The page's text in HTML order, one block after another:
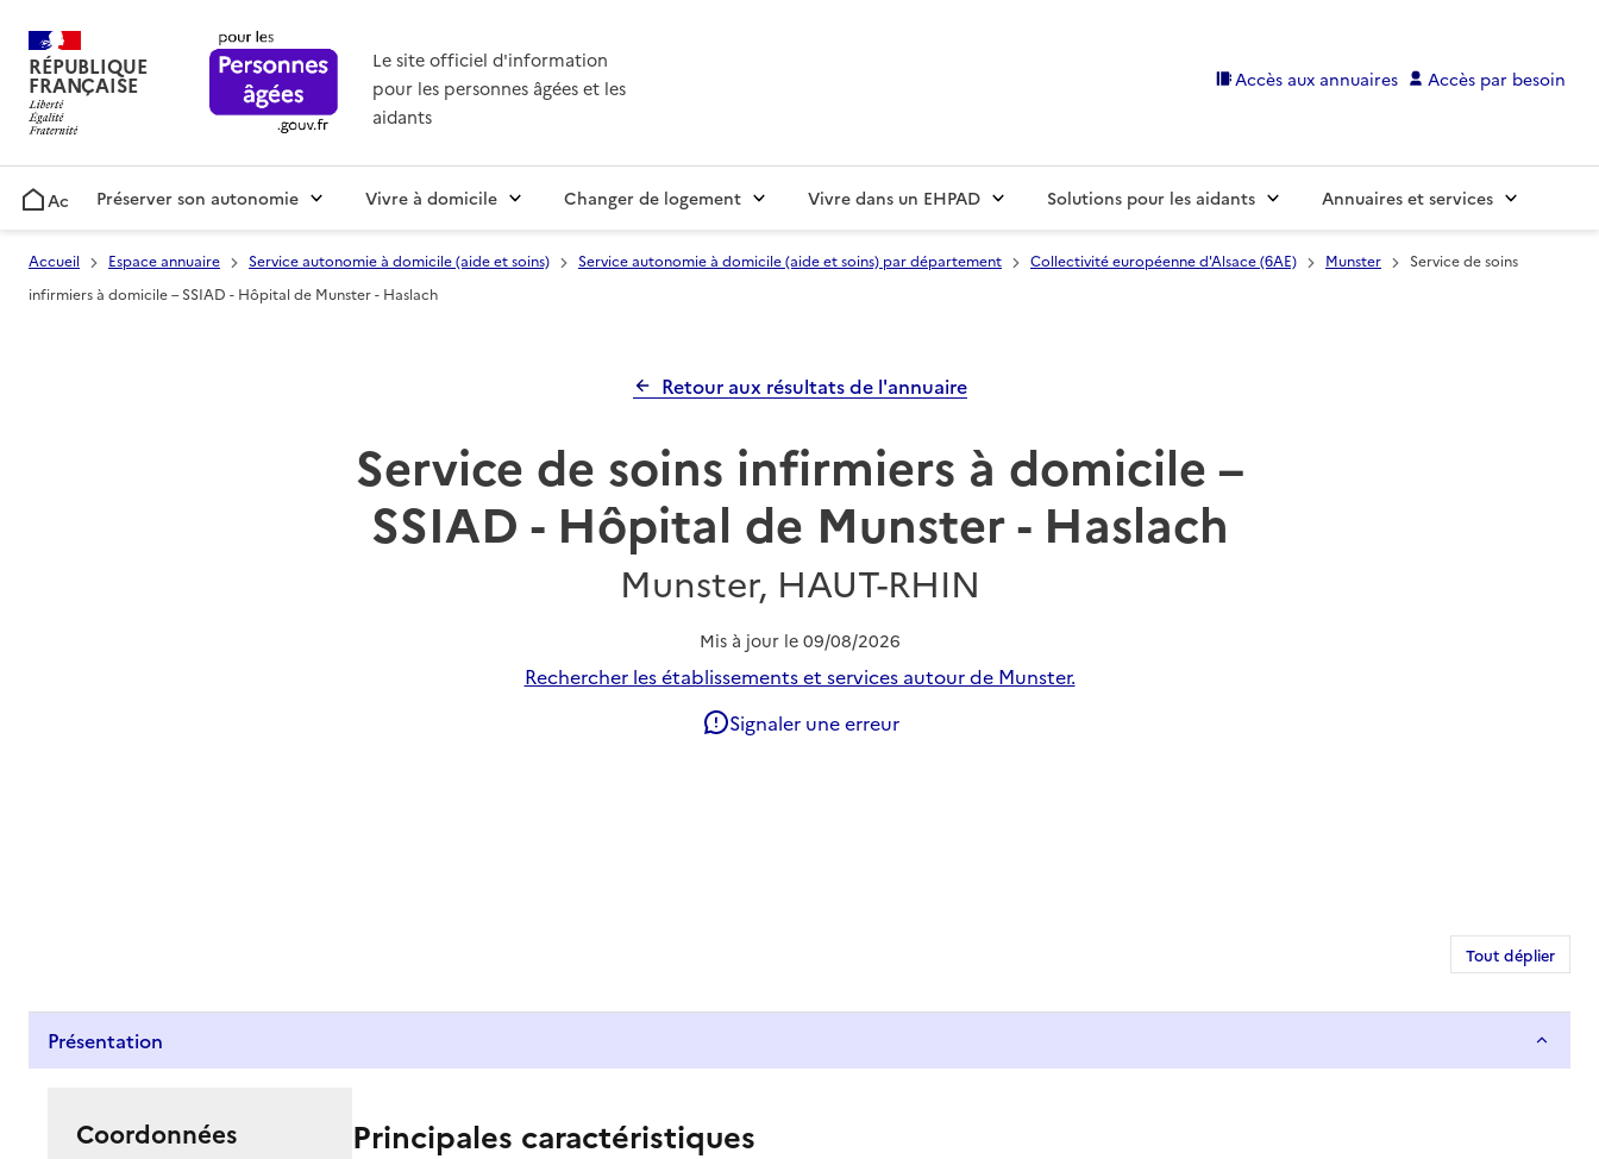
RÉPUBLIQUE
FRANÇAISE
Le site officiel d'information
pour les personnes âgées et les
aidants
Accès aux annuaires Accès par besoin
AccueilPréserver son autonomie Vivre à domicile Changer de logement Vivre dans un EHPAD Solutions pour les aidants Annuaires et services
Accueil Espace annuaire Service autonomie à domicile (aide et soins) Service autonomie à domicile (aide et soins) par département Collectivité européenne d'Alsace (6AE) Munster
Service de soins
infirmiers à domicile – SSIAD - Hôpital de Munster - Haslach
Retour aux résultats de l'annuaire
Service de soins infirmiers à domicile –
SSIAD - Hôpital de Munster - Haslach
Munster, HAUT-RHIN
Mis à jour le 09/08/2026
Rechercher les établissements et services autour de Munster.
Signaler une erreur
Tout déplier
Présentation
Coordonnées Principales caractéristiques